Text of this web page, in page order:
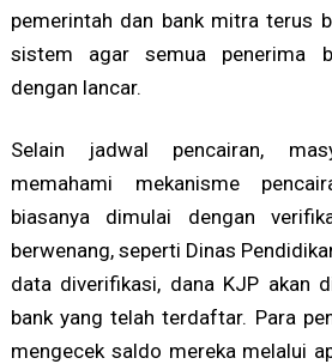
pemerintah dan bank mitra terus
sistem agar semua penerima
dengan lancar.
Selain jadwal pencairan,
memahami mekanisme
biasanya dimulai dengan
berwenang, seperti Dinas
data diverifikasi, dana KJP akan
bank yang telah terdaftar. Para
mengecek saldo mereka melalui